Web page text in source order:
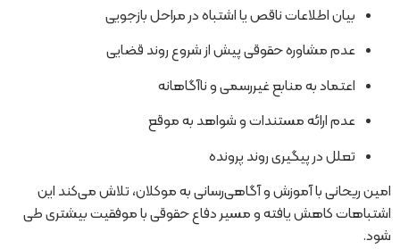
بیان اطلاعات ناقص یا اشتباه در مراحل بازجویی
عدم مشاوره حقوقی پیش از شروع روند قضایی
اعتماد به منابع غیررسمی و ناآگاهانه
عدم ارائه مستندات و شواهد به موقع
تعلل در پیگیری روند پرونده
امین ریحانی با آموزش و آگاهی‌رسانی به موکلان، تلاش می‌کند این
اشتباهات کاهش یافته و مسیر دفاع حقوقی با موفقیت بیشتری طی
شود.